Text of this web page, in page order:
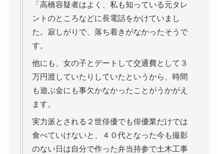
「高橋容疑者はよく、私も知っている元タレ
ントのところなどに長電話をかけていまし
た。寂しがりで、落ち着きがなかったそうで
す。
他にも、女の子とデートして交通費として３
万円渡していたりしていたというから、時間
も遊ぶ金にも事欠かなかったことがうかがえ
ます。
実力派とされる２世俳優でも俳優業だけでは
食べていけないと、４０代となった今も撮影
のない日は自分で作った弁当持参で土木工事